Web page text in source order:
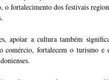
o fortalecimento dos festivais
apoiar a cultura também
comércio, fortalecem o turismo e